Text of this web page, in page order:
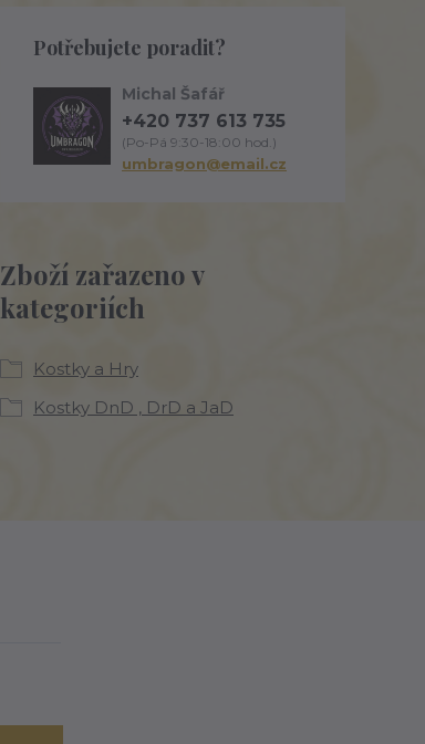
Zboží zařazeno v
kategoriích
Kostky a Hry
Kostky DnD , DrD a JaD
Potřebujete poradit?
Michal Šafář
+420 737 613 735
(Po-Pá 9:30-18:00 hod.)
umbragon@email.cz